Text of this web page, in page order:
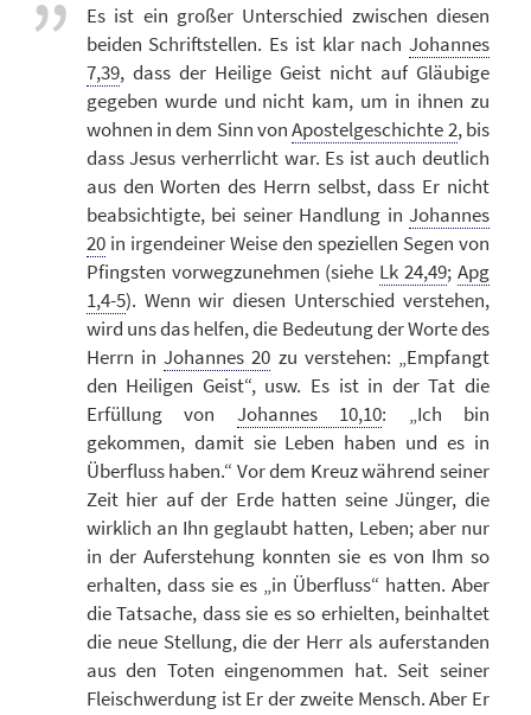
Es ist ein großer Unterschied zwischen diesen
beiden Schriftstellen. Es ist klar nach Johannes
7,39, dass der Heilige Geist nicht auf Gläubige
gegeben wurde und nicht kam, um in ihnen zu
wohnen in dem Sinn vonApostelgeschichte 2, bis
dass Jesus verherrlicht war. Es ist auch deutlich
aus den Worten des Herrn selbst, dass Er nicht
beabsichtigte, bei seiner Handlung in Johannes
20in irgendeiner Weise den speziellen Segen von
Pfingsten vorwegzunehmen (siehe Lk 24,49;Apg
1,4-5). Wenn wir diesen Unterschied verstehen,
wird uns das helfen, die Bedeutung der Worte des
Herrn inJohannes 20 zu verstehen: „Empfangt
den Heiligen Geist“, usw. Es ist in der Tat die
Erfüllung von Johannes 10,10: „Ich bin
gekommen, damit sie Leben haben und es in
Überfluss haben.“ Vor dem Kreuz während seiner
Zeit hier auf der Erde hatten seine Jünger, die
wirklich an Ihn geglaubt hatten, Leben; aber nur
in der Auferstehung konnten sie es von Ihm so
erhalten, dass sie es „in Überfluss“ hatten. Aber
die Tatsache, dass sie es so erhielten, beinhaltet
die neue Stellung, die der Herr als auferstanden
aus den Toten eingenommen hat. Seit seiner
Fleischwerdung ist Er der zweite Mensch. Aber Er